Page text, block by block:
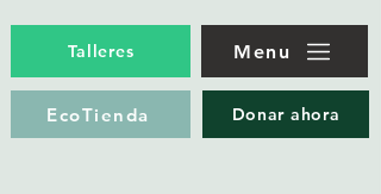
Talleres Menu
EcoTienda Donar ahora